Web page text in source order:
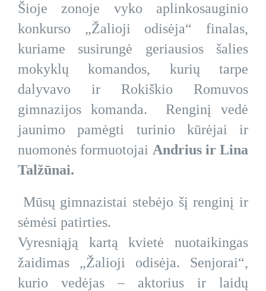
Šioje zonoje vyko aplinkosauginio
konkurso „Žalioji odisėja“ finalas,
kuriame susirungė geriausios šalies
mokyklų komandos, kurių tarpe
dalyvavo ir Rokiškio Romuvos
gimnazijos komanda. Renginį vedė
jaunimo pamėgti turinio kūrėjai ir
nuomonės formuotojai Andrius ir Lina
Talžūnai.
Mūsų gimnazistai stebėjo šį renginį ir
sėmėsi patirties.
Vyresniąją kartą kvietė nuotaikingas
žaidimas „Žalioji odisėja. Senjorai“,
kurio vedėjas – aktorius ir laidų